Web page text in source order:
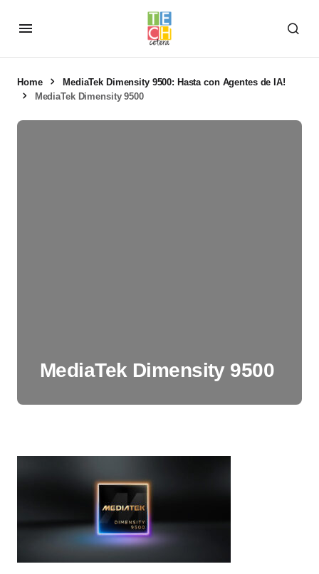
Home
MediaTek Dimensity 9500: Hasta con Agentes de IA!
MediaTek Dimensity 9500
MediaTek Dimensity 9500